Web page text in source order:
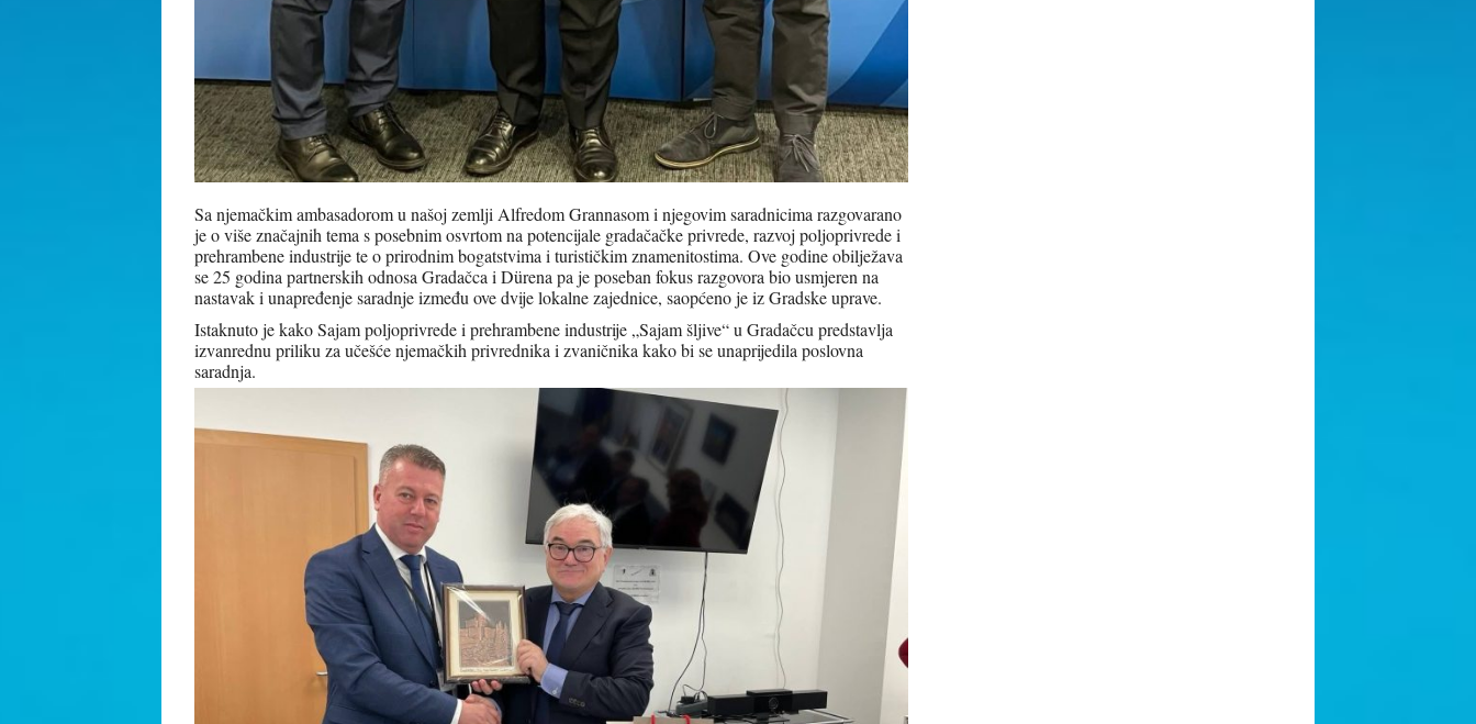
Sa njemačkim ambasadorom u našoj zemlji Alfredom Grannasom i njegovim saradnicima razgovarano
je o više značajnih tema s posebnim osvrtom na potencijale gradačačke privrede, razvoj poljoprivrede i
prehrambene industrije te o prirodnim bogatstvima i turističkim znamenitostima. Ove godine obilježava
se 25 godina partnerskih odnosa Gradačca i Dürena pa je poseban fokus razgovora bio usmjeren na
nastavak i unapređenje saradnje između ove dvije lokalne zajednice, saopćeno je iz Gradske uprave.
Istaknuto je kako Sajam poljoprivrede i prehrambene industrije „Sajam šljive“ u Gradačcu predstavlja
izvanrednu priliku za učešće njemačkih privrednika i zvaničnika kako bi se unaprijedila poslovna
saradnja.